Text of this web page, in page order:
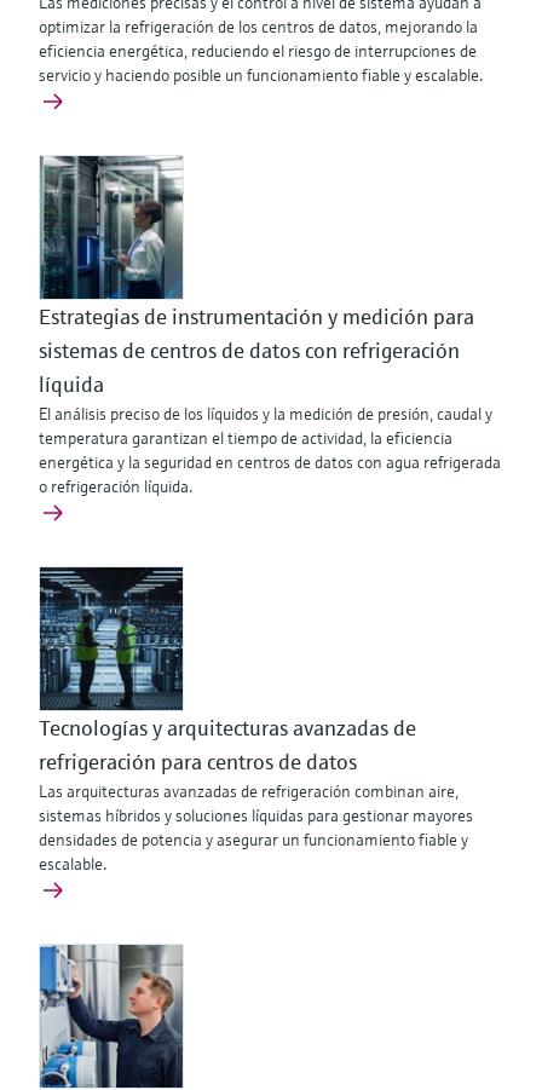
optimizar la refrigeración de los centros de datos, mejorando la
eficiencia energética, reduciendo el riesgo de interrupciones de
servicio y haciendo posible un funcionamiento fiable y escalable.
Estrategias de instrumentación y medición para
sistemas de centros de datos con refrigeración
líquida
El análisis preciso de los líquidos y la medición de presión, caudal y
temperatura garantizan el tiempo de actividad, la eficiencia
energética y la seguridad en centros de datos con agua refrigerada
o refrigeración líquida.
Tecnologías y arquitecturas avanzadas de
refrigeración para centros de datos
Las arquitecturas avanzadas de refrigeración combinan aire,
sistemas híbridos y soluciones líquidas para gestionar mayores
densidades de potencia y asegurar un funcionamiento fiable y
escalable.